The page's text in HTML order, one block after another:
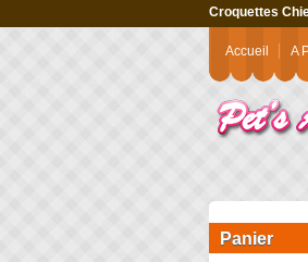
Croquettes
Accueil A
Panier